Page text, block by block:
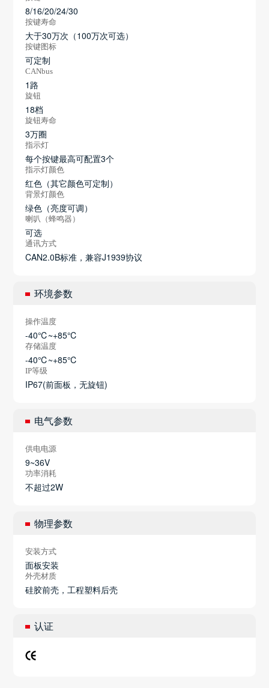
8/16/20/24/30
按键寿命
大于30万次（100万次可选）
按键图标
可定制
CANbus
1路
旋钮
18档
旋钮寿命
3万圈
指示灯
每个按键最高可配置3个
指示灯颜色
红色（其它颜色可定制）
背景灯颜色
绿色（亮度可调）
喇叭（蜂鸣器）
可选
通讯方式
CAN2.0B标准，兼容J1939协议
环境参数
操作温度
-40℃~+85℃
存储温度
-40℃~+85℃
IP等级
IP67(前面板，无旋钮)
电气参数
供电电源
9~36V
功率消耗
不超过2W
物理参数
安装方式
面板安装
外壳材质
硅胶前壳，工程塑料后壳
认证